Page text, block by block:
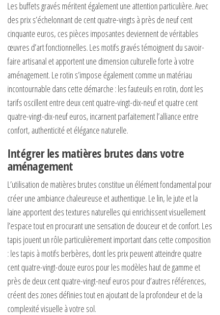
Les buffets gravés méritent également une attention particulière. Avec
des prix s’échelonnant de cent quatre-vingts à près de neuf cent
cinquante euros, ces pièces imposantes deviennent de véritables
œuvres d’art fonctionnelles. Les motifs gravés témoignent du savoir-
faire artisanal et apportent une dimension culturelle forte à votre
aménagement. Le rotin s’impose également comme un matériau
incontournable dans cette démarche : les fauteuils en rotin, dont les
tarifs oscillent entre deux cent quatre-vingt-dix-neuf et quatre cent
quatre-vingt-dix-neuf euros, incarnent parfaitement l’alliance entre
confort, authenticité et élégance naturelle.
Intégrer les matières brutes dans votre
aménagement
L’utilisation de matières brutes constitue un élément fondamental pour
créer une ambiance chaleureuse et authentique. Le lin, le jute et la
laine apportent des textures naturelles qui enrichissent visuellement
l’espace tout en procurant une sensation de douceur et de confort. Les
tapis jouent un rôle particulièrement important dans cette composition
: les tapis à motifs berbères, dont les prix peuvent atteindre quatre
cent quatre-vingt-douze euros pour les modèles haut de gamme et
près de deux cent quatre-vingt-neuf euros pour d’autres références,
créent des zones définies tout en ajoutant de la profondeur et de la
complexité visuelle à votre sol.